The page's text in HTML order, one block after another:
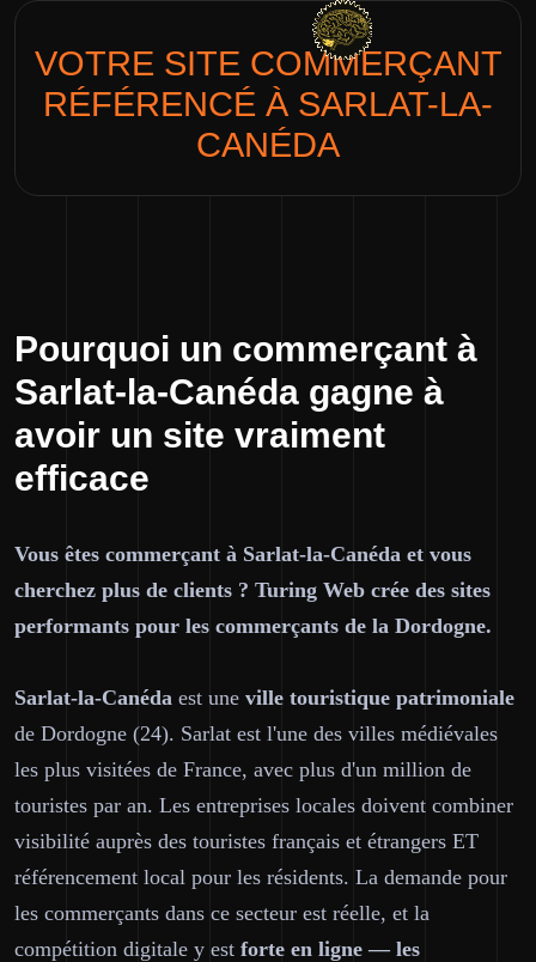
VOTRE SITE COMMERÇANT
RÉFÉRENCÉ À SARLAT-LA-
CANÉDA
Pourquoi un commerçant à
Sarlat-la-Canéda gagne à
avoir un site vraiment
efficace
Vous êtes commerçant à Sarlat-la-Canéda et vous
cherchez plus de clients ? Turing Web crée des sites
performants pour les commerçants de la Dordogne.
Sarlat-la-Canéda est une ville touristique patrimoniale
de Dordogne (24). Sarlat est l'une des villes médiévales
les plus visitées de France, avec plus d'un million de
touristes par an. Les entreprises locales doivent combiner
visibilité auprès des touristes français et étrangers ET
référencement local pour les résidents. La demande pour
les commerçants dans ce secteur est réelle, et la
compétition digitale y est forte en ligne — les